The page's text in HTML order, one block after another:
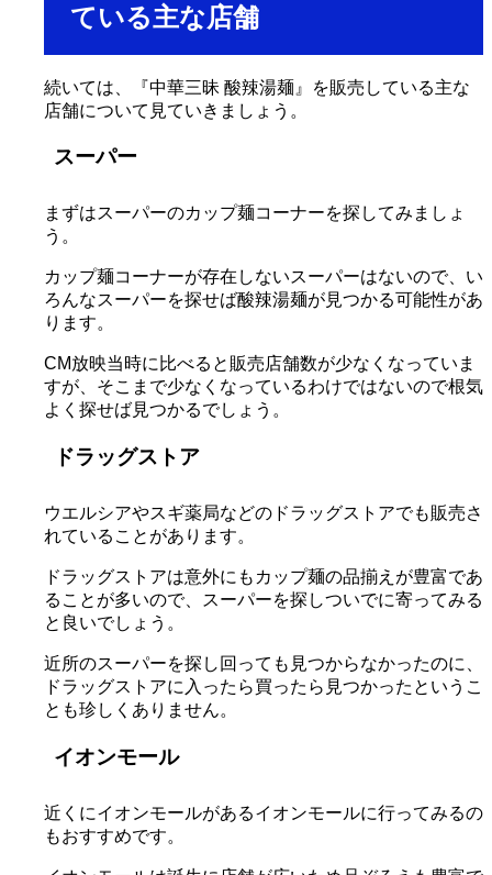
ている主な店舗
続いては、『中華三昧 酸辣湯麺』を販売している主な
店舗について見ていきましょう。
スーパー
まずはスーパーのカップ麺コーナーを探してみましょ
う。
カップ麺コーナーが存在しないスーパーはないので、い
ろんなスーパーを探せば酸辣湯麺が見つかる可能性があ
ります。
CM放映当時に比べると販売店舗数が少なくなっていま
すが、そこまで少なくなっているわけではないので根気
よく探せば見つかるでしょう。
ドラッグストア
ウエルシアやスギ薬局などのドラッグストアでも販売さ
れていることがあります。
ドラッグストアは意外にもカップ麺の品揃えが豊富であ
ることが多いので、スーパーを探しついでに寄ってみる
と良いでしょう。
近所のスーパーを探し回っても見つからなかったのに、
ドラッグストアに入ったら買ったら見つかったというこ
とも珍しくありません。
イオンモール
近くにイオンモールがあるイオンモールに行ってみるの
もおすすめです。